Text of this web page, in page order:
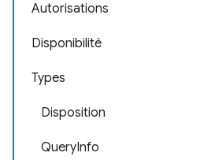
Autorisations
Disponibilité
Types
Disposition
QueryInfo